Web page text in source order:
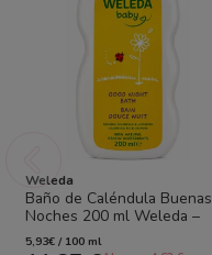
Weleda
Baño de Caléndula Buenas
Noches 200 ml Weleda –
Rutina Relajante para Bebé
5,93€ / 100 ml